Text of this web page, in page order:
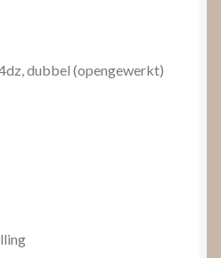
dubbel (opengewerkt)